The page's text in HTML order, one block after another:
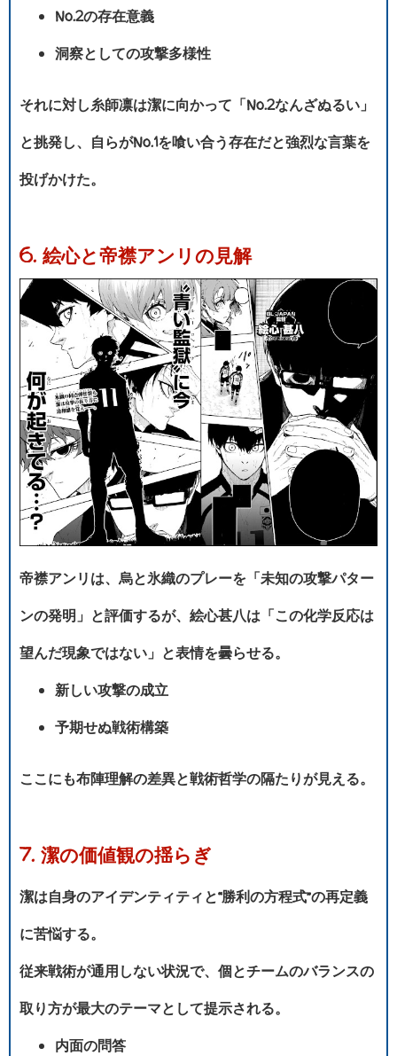
No.2の存在意義
洞察としての攻撃多様性
それに対し糸師凛は潔に向かって「No.2なんざぬるい」
と挑発し、自らがNo.1を喰い合う存在だと強烈な言葉を
投げかけた。
6. 絵心と帝襟アンリの見解
帝襟アンリは、烏と氷織のプレーを「未知の攻撃パター
ンの発明」と評価するが、絵心甚八は「この化学反応は
望んだ現象ではない」と表情を曇らせる。
新しい攻撃の成立
予期せぬ戦術構築
ここにも布陣理解の差異と戦術哲学の隔たりが見える。
7. 潔の価値観の揺らぎ
潔は自身のアイデンティティと“勝利の方程式”の再定義
に苦悩する。
従来戦術が通用しない状況で、個とチームのバランスの
取り方が最大のテーマとして提示される。
内面の問答